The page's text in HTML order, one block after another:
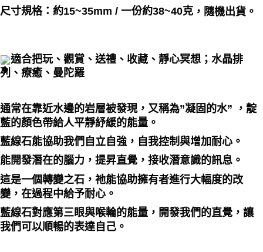
每筆NT$80，滿NT$3,000(含以上)免運費
付款後門市自取
尺寸規格：約15~35mm / 一份約38~40克 ，隨機出貨。
適合把玩、觀賞、送禮、收藏、靜心冥想；水晶排
列、療癒、曼陀羅
通常在靠近水邊的岩層被發現，又稱為”凝固的水” ，靛
藍的顏色帶給人平靜紓緩的能量。
藍線石能協助我們自立自強，自我控制與增加耐心。
能開發潛在的腦力，提昇直覺，接收潛意識的訊息。
這是一個轉變之石，祂能協助擁有者進行大幅度的改
變，在過程中給予耐心。
藍線石對應第三眼與喉輪的能量，開發我們的直覺，讓
我們可以順暢的表達自己。